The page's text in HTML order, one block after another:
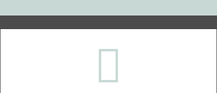
